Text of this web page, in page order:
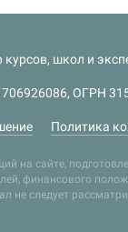
школ и
ОГРН
Политика
на сайте,
финансового
не следует